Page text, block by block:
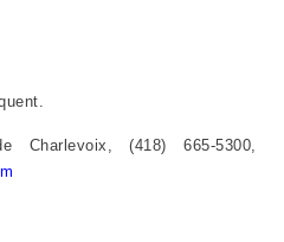
Charlevoix, (418) 665-5300,